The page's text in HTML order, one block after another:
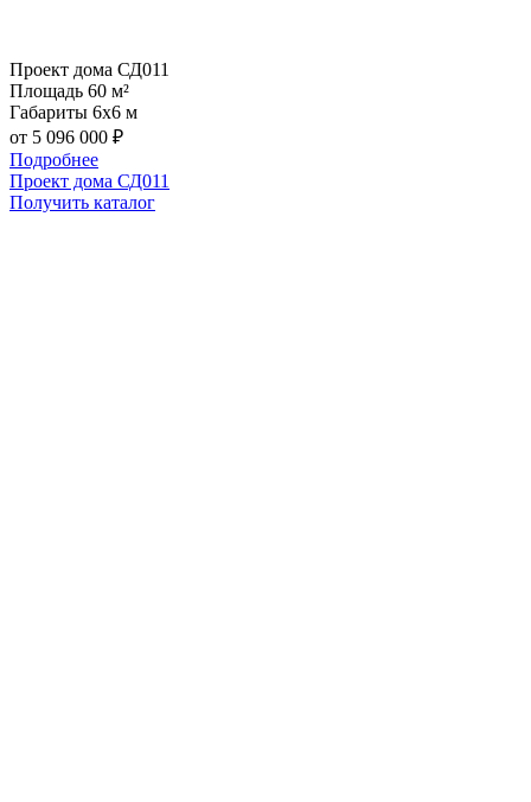
Проект дома СД011
Площадь 60 м²
Габариты 6х6 м
от 5 096 000 ₽
Подробнее
Проект дома СД011
Получить каталог